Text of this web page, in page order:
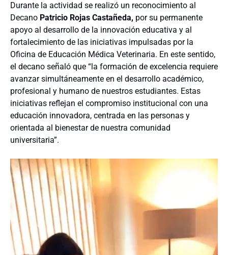
Durante la actividad se realizó un reconocimiento al
Decano Patricio Rojas Castañeda, por su permanente
apoyo al desarrollo de la innovación educativa y al
fortalecimiento de las iniciativas impulsadas por la
Oficina de Educación Médica Veterinaria. En este sentido,
el decano señaló que “la formación de excelencia requiere
avanzar simultáneamente en el desarrollo académico,
profesional y humano de nuestros estudiantes. Estas
iniciativas reflejan el compromiso institucional con una
educación innovadora, centrada en las personas y
orientada al bienestar de nuestra comunidad
universitaria”.